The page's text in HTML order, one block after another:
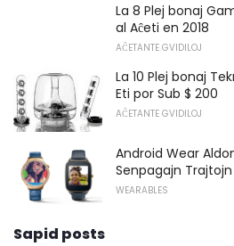
La 8 Plej bonaj
al Aĉeti en 2018
AĈETANTE GVIDILOJ
La 10 Plej bonaj
Eti por Sub $ 200
AĈETANTE GVIDILOJ
Android Wear
Senpagajn Trajtojn
WEARABLES
Sapid posts